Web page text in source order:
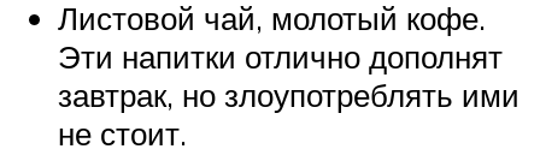
Листовой чай, молотый кофе.
Эти напитки отлично дополнят
завтрак, но злоупотреблять ими
не стоит.